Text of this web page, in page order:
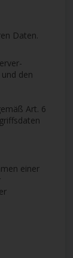
Daten.
den
Art. 6
einer